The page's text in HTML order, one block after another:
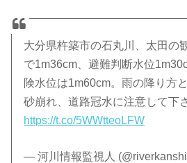
大分県杵築市の石丸川、太田の
で1m36cm、避難判断水位
険水位は1m60cm。雨の降り方
砂崩れ、道路冠水に注意して下
https://t.co/5WWtteoLFW
— 河川情報監視人